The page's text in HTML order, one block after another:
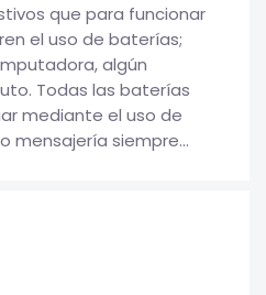
que para funcionar
el uso de baterías;
algún
Todas las baterías
mediante el uso de
mensajería siempre...